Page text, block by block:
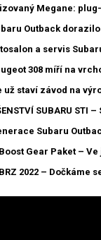
Megane:
Outback dorazilo
a servis
308 míří na
už staví závod na
SUBARU STI
Subaru
Gear Paket –
2022 – Dočkáme